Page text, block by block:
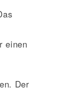
einen
Der